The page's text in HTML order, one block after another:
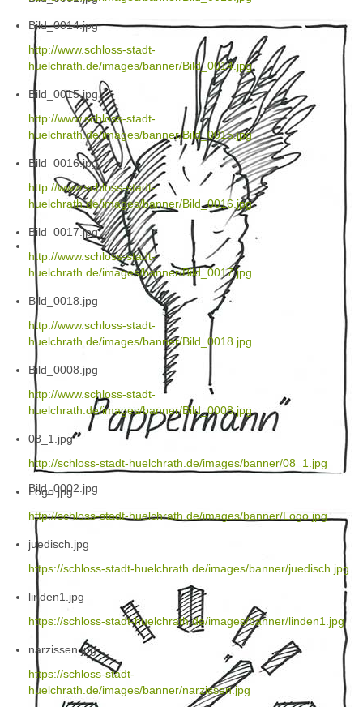
Bild_0002.jpg
Bild_0014.jpg
http://www.schloss-stadt-
huelchrath.de/images/banner/Bild_0014.jpg
Bild_0015.jpg
http://www.schloss-stadt-
huelchrath.de/images/banner/Bild_0015.jpg
Bild_0016.jpg
http://www.schloss-stadt-
huelchrath.de/images/banner/Bild_0016.jpg
Bild_0017.jpg
http://www.schloss-stadt-
huelchrath.de/images/banner/Bild_0017.jpg
Bild_0018.jpg
http://www.schloss-stadt-
huelchrath.de/images/banner/Bild_0018.jpg
Bild_0008.jpg
http://www.schloss-stadt-
huelchrath.de/images/banner/Bild_0008.jpg
08_1.jpg
http://schloss-stadt-huelchrath.de/images/banner/08_1.jpg
Logo.jpg
http://schloss-stadt-huelchrath.de/images/banner/Logo.jpg
juedisch.jpg
https://schloss-stadt-huelchrath.de/images/banner/juedisch.jpg
linden1.jpg
https://schloss-stadt-huelchrath.de/images/banner/linden1.jpg
narzissen.jpg
https://schloss-stadt-
huelchrath.de/images/banner/narzissen.jpg